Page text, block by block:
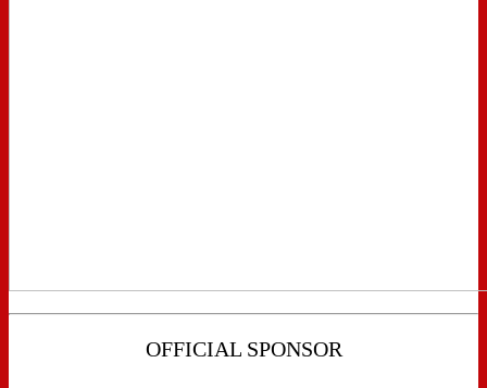
OFFICIAL SPONSOR